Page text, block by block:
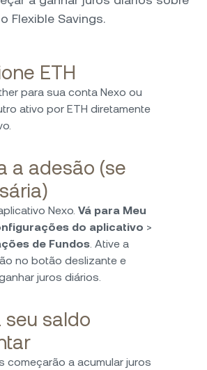
A equipe de suporte tem sido
rápida, amigável e realmente
de cripto — suas opções de
fiat são excelentes. Posso
em EUR, USD e GBP, com
e sacar. Sinto confiança,
fundos são protegidos e
Uma escolha inteligente para
com fundos em fiat!
é uma das melhores plataformas
muito altos sobre suas
Oferece bons padrões
e um ótimo atendimento ao
Flexible Savings.
ETH
para sua conta Nexo ou
ativo por ETH diretamente
a adesão (se
Nexo. Vá para Meu
do aplicativo >
de Fundos . Ative a
no botão deslizante e
juros diários.
seu saldo
começarão a acumular juros